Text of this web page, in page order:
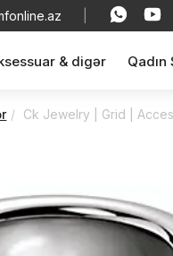
& digər Qadın
Ck Jewelry | Grid |